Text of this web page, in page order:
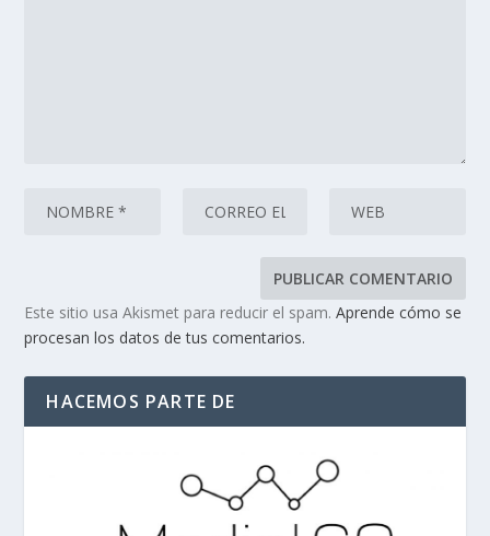
Este sitio usa Akismet para reducir el spam.Aprende cómo se
procesan los datos de tus comentarios.
HACEMOS PARTE DE